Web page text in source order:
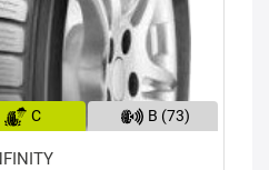
C B (73)